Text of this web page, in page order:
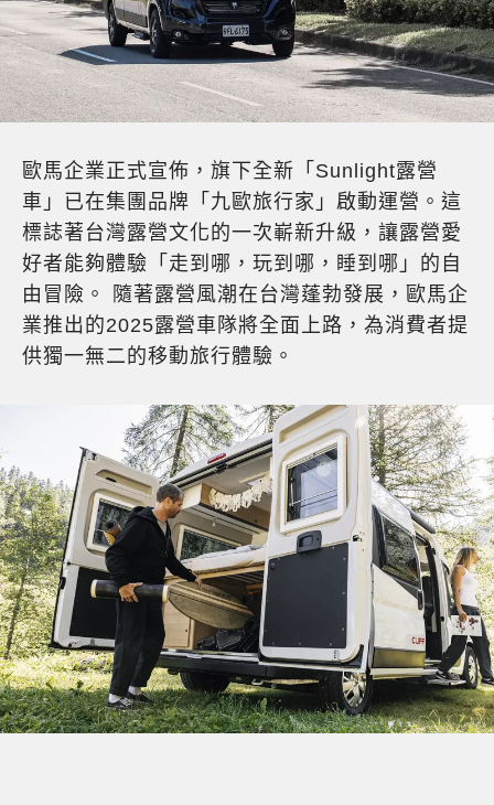
歐馬企業正式宣佈，旗下全新「Sunlight露營
車」已在集團品牌「九歐旅行家」啟動運營。這
標誌著台灣露營文化的一次嶄新升級，讓露營愛
好者能夠體驗「走到哪，玩到哪，睡到哪」的自
由冒險。 隨著露營風潮在台灣蓬勃發展，歐馬企
業推出的2025露營車隊將全面上路，為消費者提
供獨一無二的移動旅行體驗。